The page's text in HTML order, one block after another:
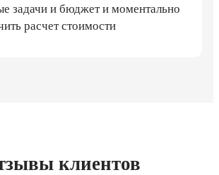
задачи и бюджет и моментально
расчет стоимости
клиентов